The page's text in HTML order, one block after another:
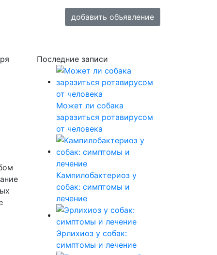
добавить объявление
Последние записи
Может ли собака
заразиться ротавирусом
от человека
Кампилобактериоз у
собак: симптомы и
лечение
Эрлихиоз у собак:
симптомы и лечение